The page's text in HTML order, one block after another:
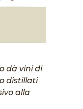
dà vini di
distillati
alla